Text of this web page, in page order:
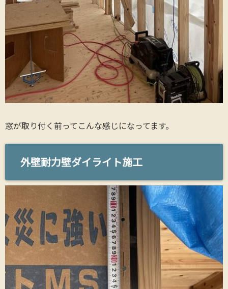
窓が取り付く前ってこんな感じになってます。
外壁耐力壁ダイライト施工